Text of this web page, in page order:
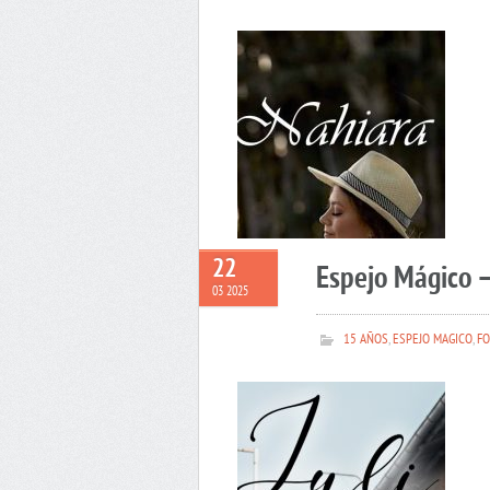
22
03 2025 Espejo Mágico
15 AÑOS,ESPEJO MAGICO,